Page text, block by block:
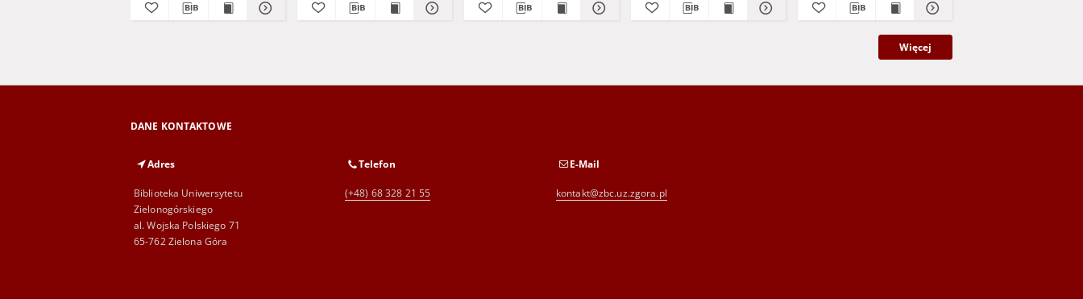
Więcej
DANE KONTAKTOWE
Adres
Biblioteka Uniwersytetu
Zielonogórskiego
al. Wojska Polskiego 71
65-762 Zielona Góra
Telefon
(+48) 68 328 21 55
E-Mail
kontakt@zbc.uz.zgora.pl